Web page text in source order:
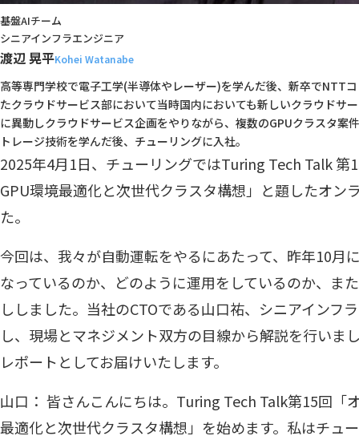
基盤AIチーム
シニアインフラエンジニア
渡辺 晃平Kohei Watanabe
高等専門学校で電子工学(半導体やレーザー)を学んだ後、新卒でNTT
たクラウドサービス部において当時国内においても新しいクラウドサ
に異動しクラウドサービス企画をやりながら、複数のGPUクラスタ
トレージ技術を学んだ後、チューリングに入社。
2025年4月1日、チューリングではTuring Tech Talk 第
GPU環境最適化と次世代クラスタ構想」と題したオン
た。
今回は、我々が自動運転をやるにあたって、昨年10月
なっているのか、どのように運用をしているのか、ま
ししました。当社のCTOである山口祐、シニアインフ
し、現場とマネジメント双方の目線から解説を行いま
レポートとしてお届けいたします。
山口： 皆さんこんにちは。Turing Tech Talk第15回「
最適化と次世代クラスタ構想」を始めます。私はチュ